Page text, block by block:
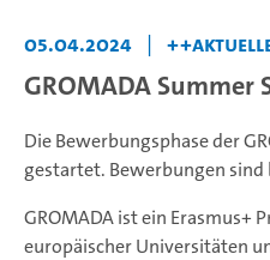
05.04.2024 |
GROMADA Summer
Die Bewerbungsphase der
gestartet. Bewerbungen
GROMADA ist ein Erasmus+
europäischer Universitäten